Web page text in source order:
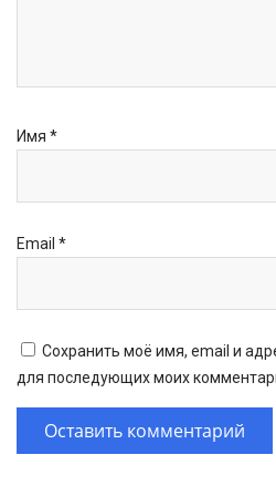
Имя *
Email *
Сохранить моё имя, email и
для последующих моих